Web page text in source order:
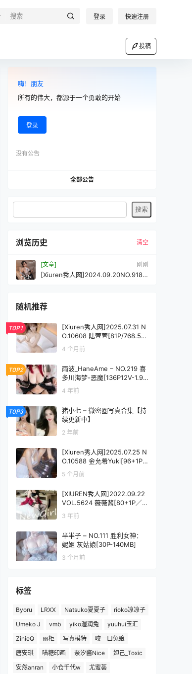
登录 快速注册
投稿
嗨！朋友
所有的伟大，都源于一个勇敢的开始
登录
没有公告
全部公告
浏览历史 清空
[文章] 刚刚
[Xiuren秀人网]2024.09.20NO.9189
随机推荐
TOP1
[Xiuren秀人网]2025.07.31 N
O.10608 陆萱萱[81P/768.55
MB]
4 个月前
TOP2
雨波_HaneAme – NO.219 喜
多川海梦-恶魔[136P12V-1.95
GB]
4 年前
TOP3
猪小七 – 微密圈写真合集【持
续更新中】
2 年前
[Xiuren秀人网]2025.07.25 N
O.10588 金允希Yuki[96+1P/
1.13GB]
5 个月前
[XIUREN秀人网]2022.09.22
VOL.5624 薇薇酱[80+1P／7
91MB]
3 年前
半半子 – NO.111 胜利女神：
妮姬 灰姑娘[30P-140MB]
3 个月前
标签
Byoru LRXX Natsuko夏夏子
rioko凉凉子
Umeko J
vmb yiko湿润兔
yuuhui玉汇
ZinieQ
丽柜 写真模特
咬一口兔娘
唐安琪
喵糖印画 奈汐酱Nice
妲己_Toxic
安然anran
小仓千代w
尤蜜荟